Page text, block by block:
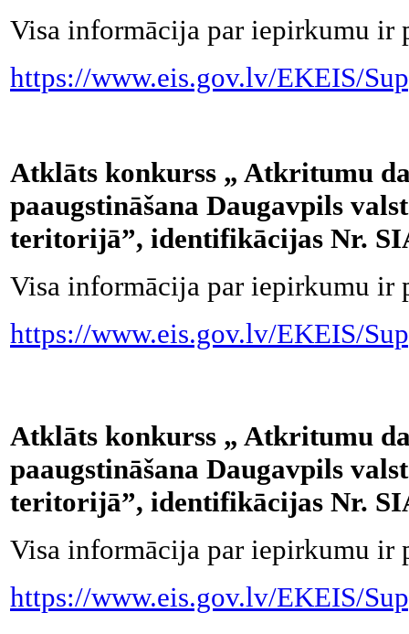
Visa informācija par iepirkumu ir
https://www.eis.gov.lv/EKEIS/
Atklāts konkurss „ Atkritumu
paaugstināšana Daugavpils
teritorijā”, identifikācijas Nr.
Visa informācija par iepirkumu ir
https://www.eis.gov.lv/EKEIS/
Atklāts konkurss „ Atkritumu
paaugstināšana Daugavpils
teritorijā”, identifikācijas Nr.
Visa informācija par iepirkumu ir
https://www.eis.gov.lv/EKEIS/